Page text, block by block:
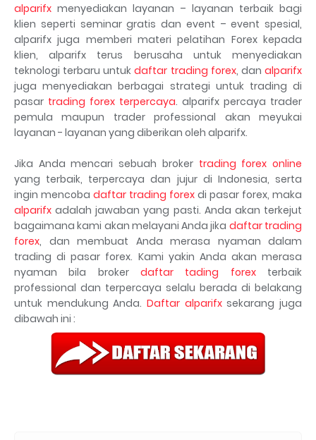
alparifx menyediakan layanan – layanan terbaik bagi
klien seperti seminar gratis dan event – event spesial,
alparifx juga memberi materi pelatihan Forex kepada
klien, alparifx terus berusaha untuk menyediakan
teknologi terbaru untukdaftar trading forex, danalparifx
juga menyediakan berbagai strategi untuk trading di
pasar trading forex terpercaya. alparifx percaya trader
pemula maupun trader professional akan meyukai
layanan - layanan yang diberikan oleh alparifx.
Jika Anda mencari sebuah broker trading forex online
yang terbaik, terpercaya dan jujur di Indonesia, serta
ingin mencoba daftar trading forex di pasar forex, maka
alparifx adalah jawaban yang pasti. Anda akan terkejut
bagaimana kami akan melayani Anda jika daftar trading
forex, dan membuat Anda merasa nyaman dalam
trading di pasar forex. Kami yakin Anda akan merasa
nyaman bila broker daftar tading forexterbaik
professional dan terpercaya selalu berada di belakang
untuk mendukung Anda. Daftar alparifxsekarang juga
dibawah ini :